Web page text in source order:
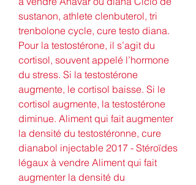
sustanon, athlete clenbuterol, tri
trenbolone cycle, cure testo diana.
Pour la testostérone, il s’agit du
cortisol, souvent appelé l’hormone
du stress. Si la testostérone
augmente, le cortisol baisse. Si le
cortisol augmente, la testostérone
diminue. Aliment qui fait augmenter
la densité du testostéronne, cure
dianabol injectable 2017 - Stéroïdes
légaux à vendre Aliment qui fait
augmenter la densité du